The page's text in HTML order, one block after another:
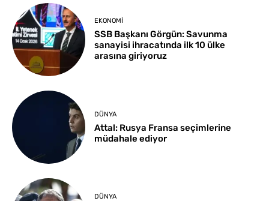
EKONOMI
SSB Başkanı Görgün: Savunma
sanayisi ihracatında ilk 10 ülke
arasına giriyoruz
DÜNYA
Attal: Rusya Fransa seçimlerine
müdahale ediyor
DÜNYA